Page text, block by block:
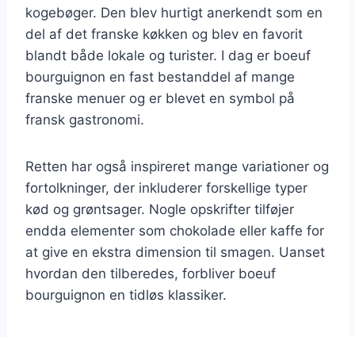
kogebøger. Den blev hurtigt anerkendt som en
del af det franske køkken og blev en favorit
blandt både lokale og turister. I dag er boeuf
bourguignon en fast bestanddel af mange
franske menuer og er blevet en symbol på
fransk gastronomi.
Retten har også inspireret mange variationer og
fortolkninger, der inkluderer forskellige typer
kød og grøntsager. Nogle opskrifter tilføjer
endda elementer som chokolade eller kaffe for
at give en ekstra dimension til smagen. Uanset
hvordan den tilberedes, forbliver boeuf
bourguignon en tidløs klassiker.